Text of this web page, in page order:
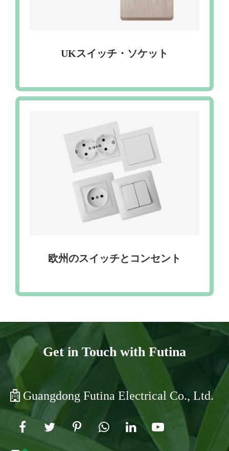
UKスイッチ・ソケット
欧州のスイッチとコンセント
Get in Touch with Futina
Guangdong Futina Electrical Co., Ltd.